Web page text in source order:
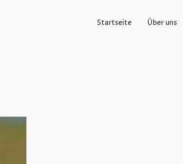
Startseite Über uns